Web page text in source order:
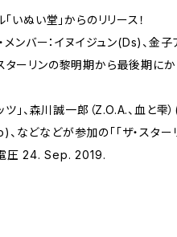
いぬい堂」からのリリース！
メンバー：イヌイジュン(Ds)、金
ターリンの黎明期から最後期に
ツ」、森川誠一郎（Z.O.A.、血と雫
、などなどが参加の「「ザ・スタ
圧 24. Sep. 2019.